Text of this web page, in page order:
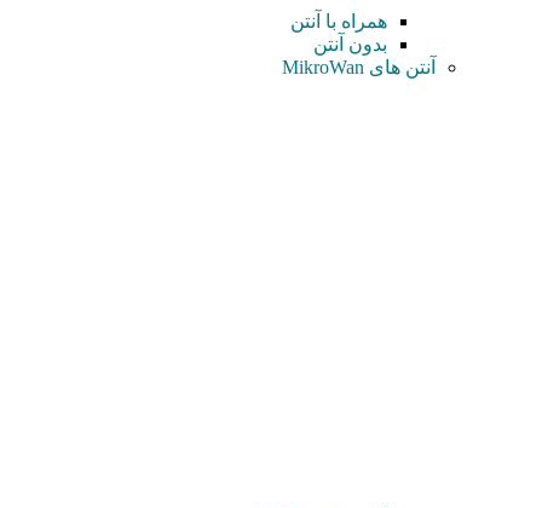
همراه با آنتن
بدون آنتن
آنتن های MikroWan